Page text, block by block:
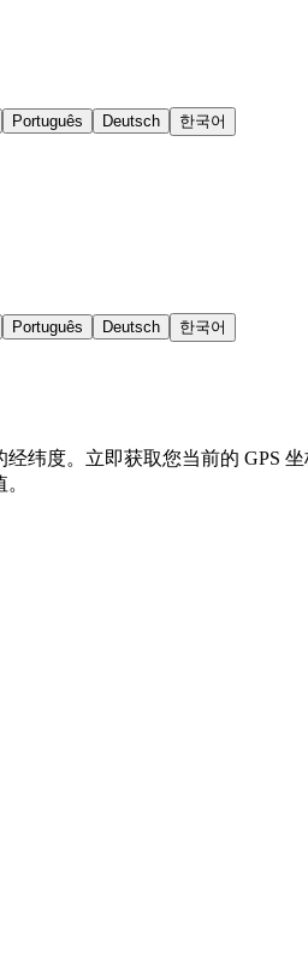
Português Deutsch 한국어
Português Deutsch 한국어
纬度。立即获取您当前的 GPS